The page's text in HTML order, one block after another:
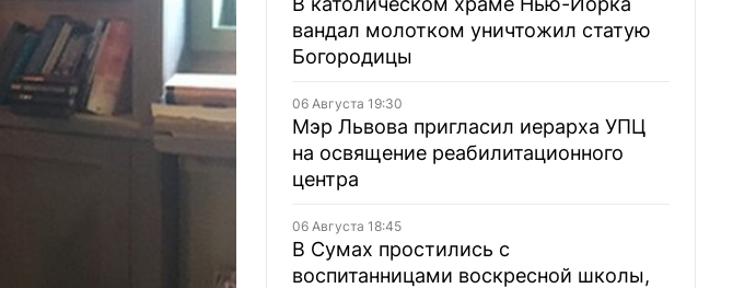
вандал молотком уничтожил статую
Богородицы
06 Августа 19:30
Мэр Львова пригласил иерарха УПЦ
на освящение реабилитационного
центра
06 Августа 18:45
В Сумах простились с
воспитанницами воскресной школы,